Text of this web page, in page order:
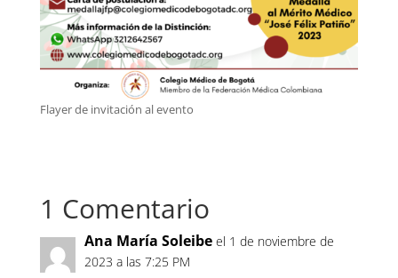
Flayer de invitación al evento
1 Comentario
Ana María Soleibe el 1 de noviembre de
2023 a las 7:25 PM